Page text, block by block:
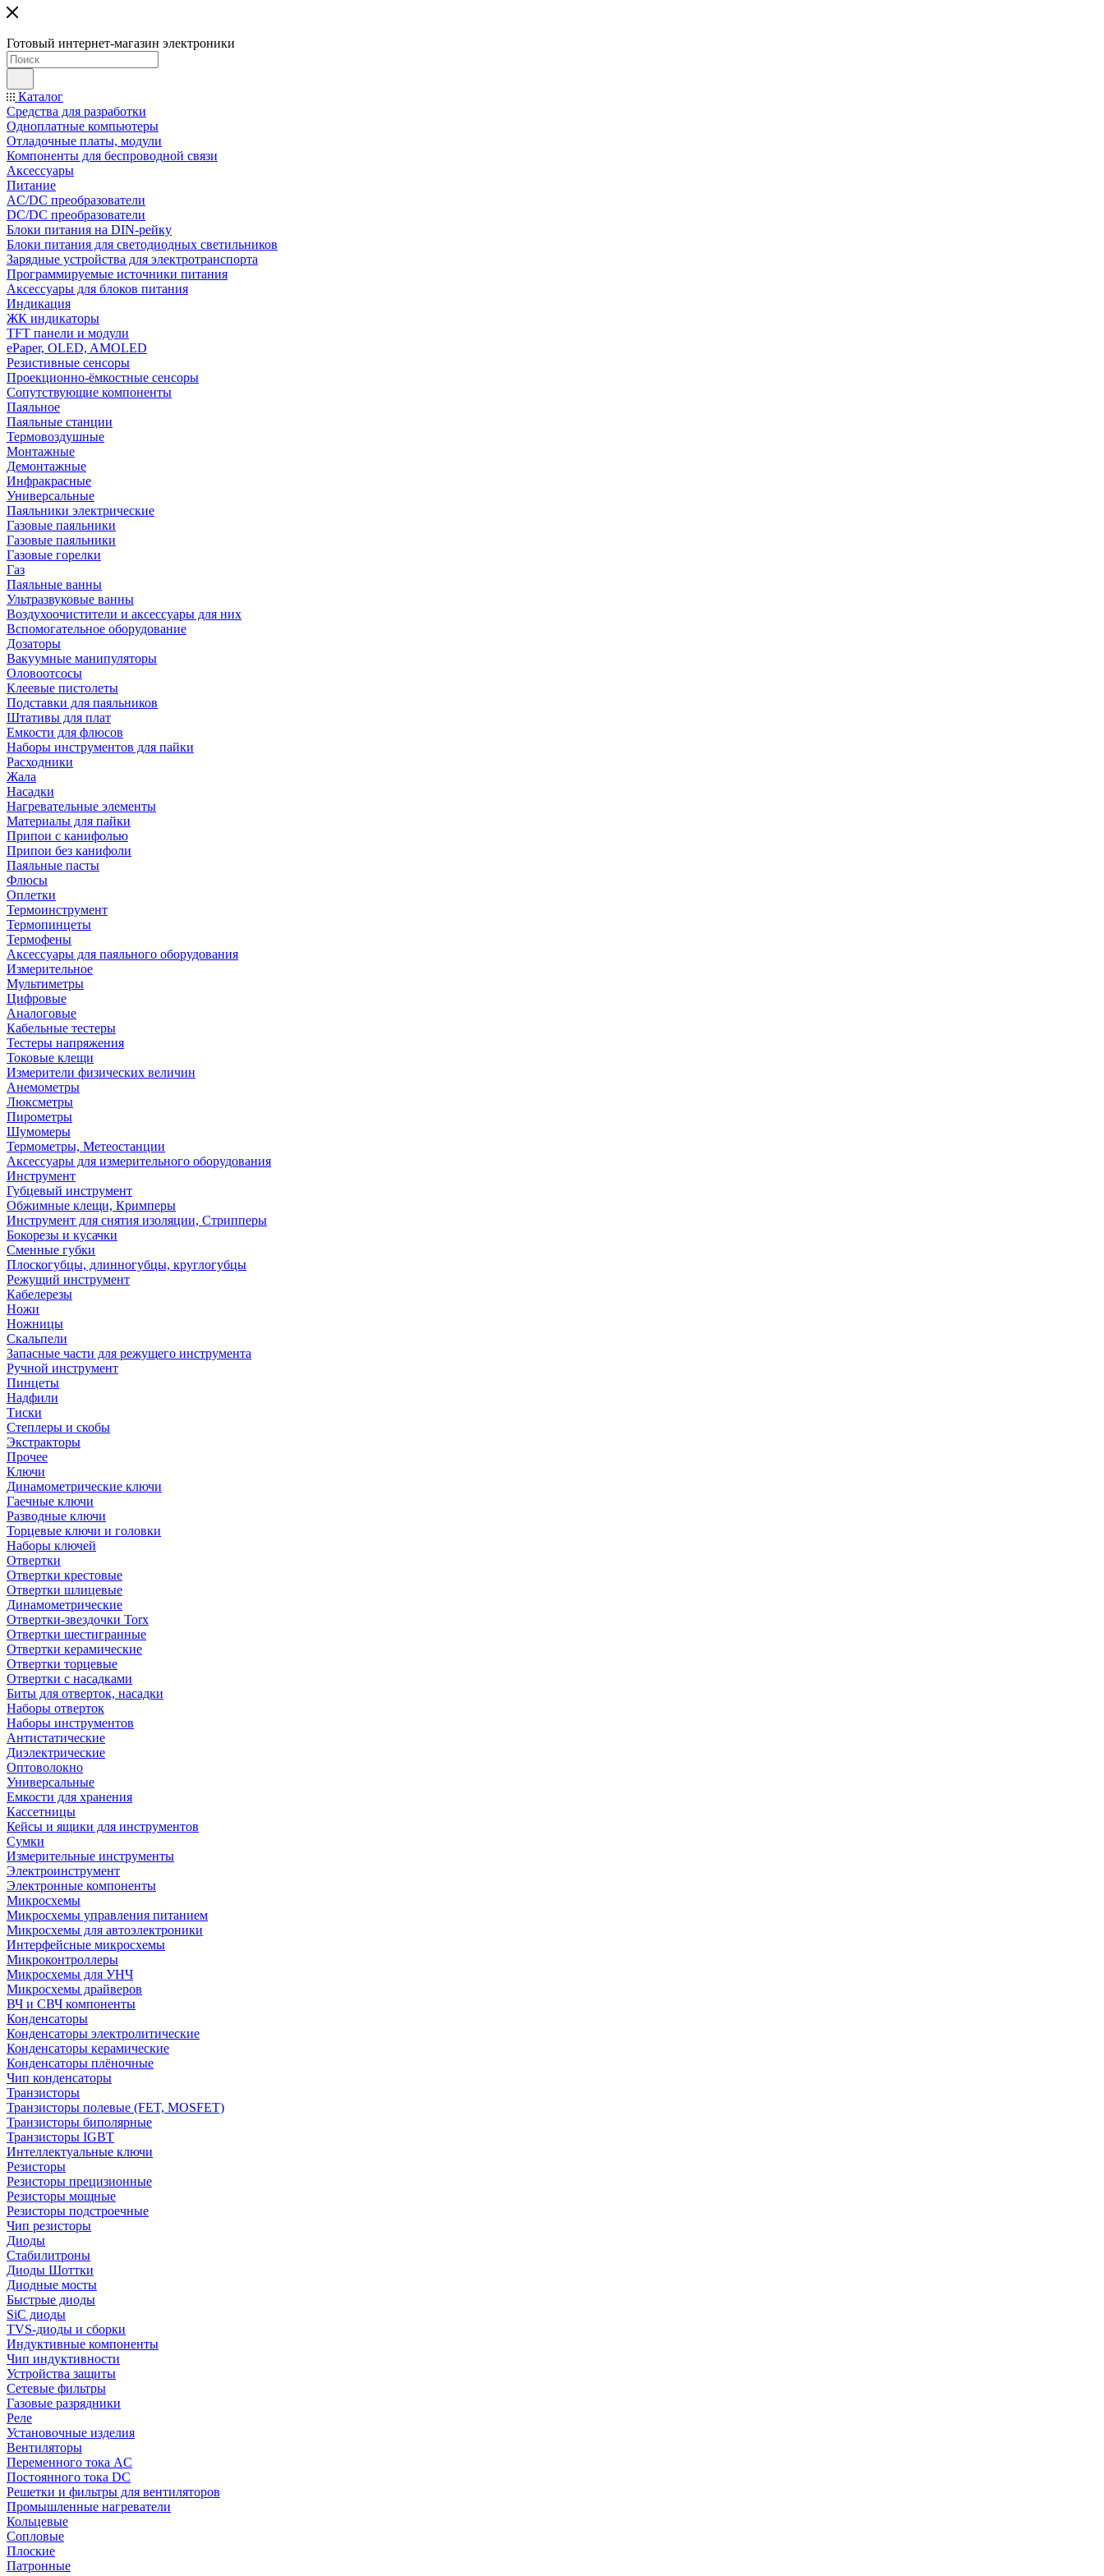
Готовый интернет-магазин электроники
Каталог
Средства для разработки
Одноплатные компьютеры
Отладочные платы, модули
Компоненты для беспроводной связи
Аксессуары
Питание
AC/DC преобразователи
DC/DC преобразователи
Блоки питания на DIN-рейку
Блоки питания для светодиодных светильников
Зарядные устройства для электротранспорта
Программируемые источники питания
Аксессуары для блоков питания
Индикация
ЖК индикаторы
TFT панели и модули
ePaper, OLED, AMOLED
Резистивные сенсоры
Проекционно-ёмкостные сенсоры
Сопутствующие компоненты
Паяльное
Паяльные станции
Термовоздушные
Монтажные
Демонтажные
Инфракрасные
Универсальные
Паяльники электрические
Газовые паяльники
Газовые паяльники
Газовые горелки
Газ
Паяльные ванны
Ультразвуковые ванны
Воздухоочистители и аксессуары для них
Вспомогательное оборудование
Дозаторы
Вакуумные манипуляторы
Оловоотсосы
Клеевые пистолеты
Подставки для паяльников
Штативы для плат
Емкости для флюсов
Наборы инструментов для пайки
Расходники
Жала
Насадки
Нагревательные элементы
Материалы для пайки
Припои с канифолью
Припои без канифоли
Паяльные пасты
Флюсы
Оплетки
Термоинструмент
Термопинцеты
Термофены
Аксессуары для паяльного оборудования
Измерительное
Мультиметры
Цифровые
Аналоговые
Кабельные тестеры
Тестеры напряжения
Токовые клещи
Измерители физических величин
Анемометры
Люксметры
Пирометры
Шумомеры
Термометры, Метеостанции
Аксессуары для измерительного оборудования
Инструмент
Губцевый инструмент
Обжимные клещи, Кримперы
Инструмент для снятия изоляции, Стрипперы
Бокорезы и кусачки
Сменные губки
Плоскогубцы, длинногубцы, круглогубцы
Режущий инструмент
Кабелерезы
Ножи
Ножницы
Скальпели
Запасные части для режущего инструмента
Ручной инструмент
Пинцеты
Надфили
Тиски
Степлеры и скобы
Экстракторы
Прочее
Ключи
Динамометрические ключи
Гаечные ключи
Разводные ключи
Торцевые ключи и головки
Наборы ключей
Отвертки
Отвертки крестовые
Отвертки шлицевые
Динамометрические
Отвертки-звездочки Torx
Отвертки шестигранные
Отвертки керамические
Отвертки торцевые
Отвертки с насадками
Биты для отверток, насадки
Наборы отверток
Наборы инструментов
Антистатические
Диэлектрические
Оптоволокно
Универсальные
Емкости для хранения
Кассетницы
Кейсы и ящики для инструментов
Сумки
Измерительные инструменты
Электроинструмент
Электронные компоненты
Микросхемы
Микросхемы управления питанием
Микросхемы для автоэлектроники
Интерфейсные микросхемы
Микроконтроллеры
Микросхемы для УНЧ
Микросхемы драйверов
ВЧ и СВЧ компоненты
Конденсаторы
Конденсаторы электролитические
Конденсаторы керамические
Конденсаторы плёночные
Чип конденсаторы
Транзисторы
Транзисторы полевые (FET, MOSFET)
Транзисторы биполярные
Транзисторы IGBT
Интеллектуальные ключи
Резисторы
Резисторы прецизионные
Резисторы мощные
Резисторы подстроечные
Чип резисторы
Диоды
Стабилитроны
Диоды Шоттки
Диодные мосты
Быстрые диоды
SiC диоды
TVS-диоды и сборки
Индуктивные компоненты
Чип индуктивности
Устройства защиты
Сетевые фильтры
Газовые разрядники
Реле
Установочные изделия
Вентиляторы
Переменного тока AC
Постоянного тока DC
Решетки и фильтры для вентиляторов
Промышленные нагреватели
Кольцевые
Сопловые
Плоские
Патронные